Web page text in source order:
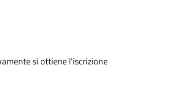
si ottiene l'iscrizione